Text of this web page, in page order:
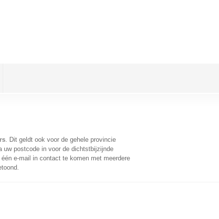
. Dit geldt ook voor de gehele provincie
uw postcode in voor de dichtstbijzijnde
e-mail in contact te komen met meerdere